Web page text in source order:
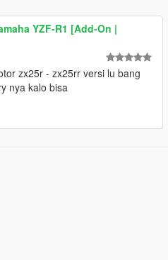
YZF-R1 [Add-On |
zx25r - zx25rr versi lu bang
nya kalo bisa